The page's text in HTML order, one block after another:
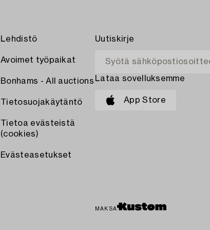
Lehdistö
Avoimet työpaikat
Bonhams - All auctions
Tietosuojakäytäntö
Tietoa evästeistä
(cookies)
Evästeasetukset
Uutiskirje
Lataa sovelluksemme
App Store
MAKSA